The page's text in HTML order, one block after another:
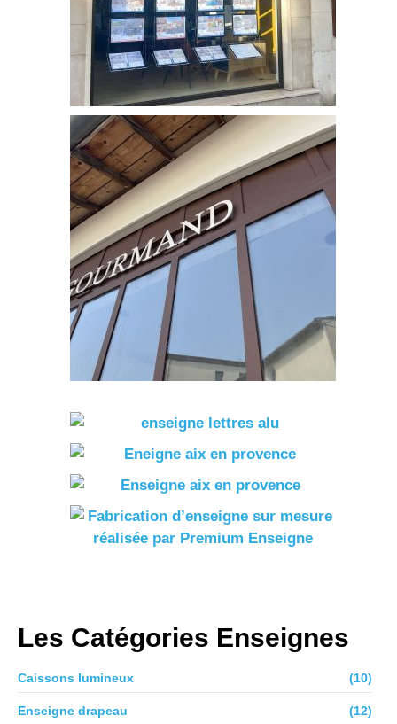
Les Catégories Enseignes
Caissons lumineux (10)
Enseigne drapeau (12)